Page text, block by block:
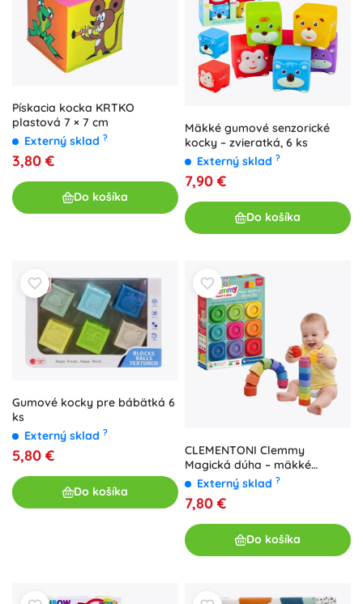
Pískacia kocka KRTKO
plastová 7 × 7 cm
Externý sklad ?
3,80 €
Do košíka
Mäkké gumové senzorické
kocky – zvieratká, 6 ks
Externý sklad ?
7,90 €
Do košíka
Gumové kocky pre bábätká 6
ks
Externý sklad ?
5,80 €
Do košíka
CLEMENTONI Clemmy
Magická dúha – mäkké
senzorické kocky, 9 ks
Externý sklad ?
7,80 €
Do košíka